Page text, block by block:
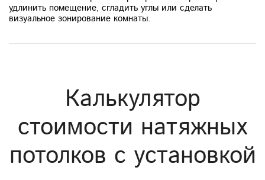
удлинить помещение, сгладить углы или сделать
визуальное зонирование комнаты.
Калькулятор
стоимости натяжных
потолков с установкой